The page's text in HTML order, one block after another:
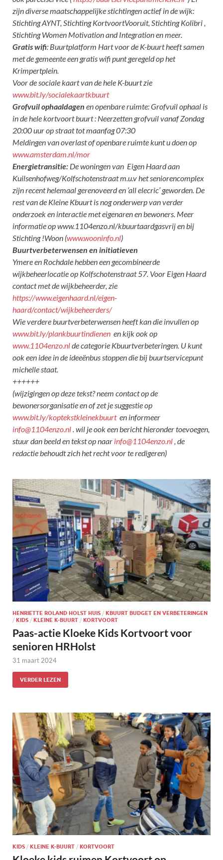
zijn diverse maatschappelijke stichtingen actief in de wijk:
Stichting AYNT, Stichting KortvoortVooruit, Stichting Kolibri ,
Stichting Women Motivation and Integration en meer.
Gratis wifi: Buurtplatform Hart voor de K-buurt heeft samen
met de gemeente een gratis wifi punt geregeld op het
Krimpertplein.
Voor de sociale kaart van de hele K-buurt zie
www.bit.ly/socialekaartkbuurt
Grofvuil ophaaldagen en openbare ruimte: Grofvuil ophaal is
in de hele kortvoort buurt : Neerzetten grofvuil vanaf Zondag
20:00 uur op straat tot maanfag 07:30
Meldingen van overlast of openbare ruimte kunt u doen op
www.amsterdam.nl/mor
Energietransitie: De woningen van Eigen Haard aan
Kuilsenhofweg/Kolfschotenstraat m.u.v het seniorencomplex
zijn recent helemaal gerenoveerd en ‘all elecric’ geworden. De
rest van de Kleine Kbuurt is nog onderwerp van verder
onderzoek en interactie met eigenaren en bewoners. Meer
informatie op www.1104enzo.nl/kbuurtaardgasvrij en bij
Stichting !Woon (www.wooninfo.nl)
Buurtverbeterwensen en initiatieven
Ymere en Rochdale hebben een gecombineerde
wijkbeheerlocatie op Kolfschotenstraat 57. Voor Eigen Haard
contact met de wijkbeheerder, zie
https://www.eigenhaard.nl/eigen-
haard/contact/wijkbeheerders/
Wie verdere buurtverbeterwensen heeft kan die invullen op
www.bit.ly/plankbuurtindienen en kijk ook op
www.1104enzo.nlde categorie Kbuurtverbeteringen. U kunt
ook een idee in de ideeënbus stoppen die bij buurtservicepunt
michelle staat.
++++++
(wijzigingen op deze tekst? neem contact op de
bewonersorganisatie en of zet je suggestie op
www.bit.ly/koptekstkleinekbuurten informeer
info@1104enzo.nl. wil je ook een bericht hieronder toevoegen,
stuur dan beeld en tekst op naar info@1104enzo.nl, de
redactie behoudt zich het recht voor te redigeren)
HENRIETTE ROLAND HOLST HUIS / KBUURT BUDGET EN VERBETERINGEN
/ KIDS / KLEINE K-BUURT / KORTVOORT
Paas-actie Kloeke Kids Kortvoort voor
senioren HRHolst
31 maart 2024
VERDER LEZEN
KIDS / KLEINE K-BUURT / KORTVOORT